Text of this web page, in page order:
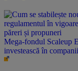
Mega-fondul Scaleup
investească în